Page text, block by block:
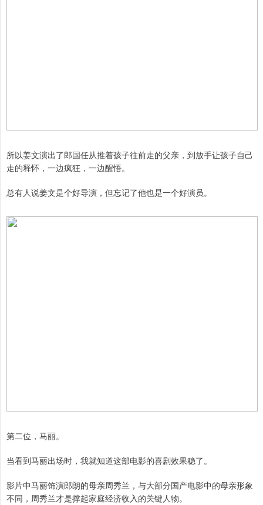
所以姜文演出了郎国任从推着孩子往前走的父亲，到放手让孩子自己
走的释怀，一边疯狂，一边醒悟。
总有人说姜文是个好导演，但忘记了他也是一个好演员。
第二位，马丽。
当看到马丽出场时，我就知道这部电影的喜剧效果稳了。
影片中马丽饰演郎朗的母亲周秀兰，与大部分国产电影中的母亲形象
不同，周秀兰才是撑起家庭经济收入的关键人物。